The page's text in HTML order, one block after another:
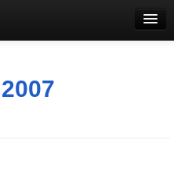
2007